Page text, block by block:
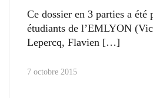
Ce dossier en 3 parties a été
étudiants de l’EMLYON
Lepercq, Flavien
7 octobre 2015